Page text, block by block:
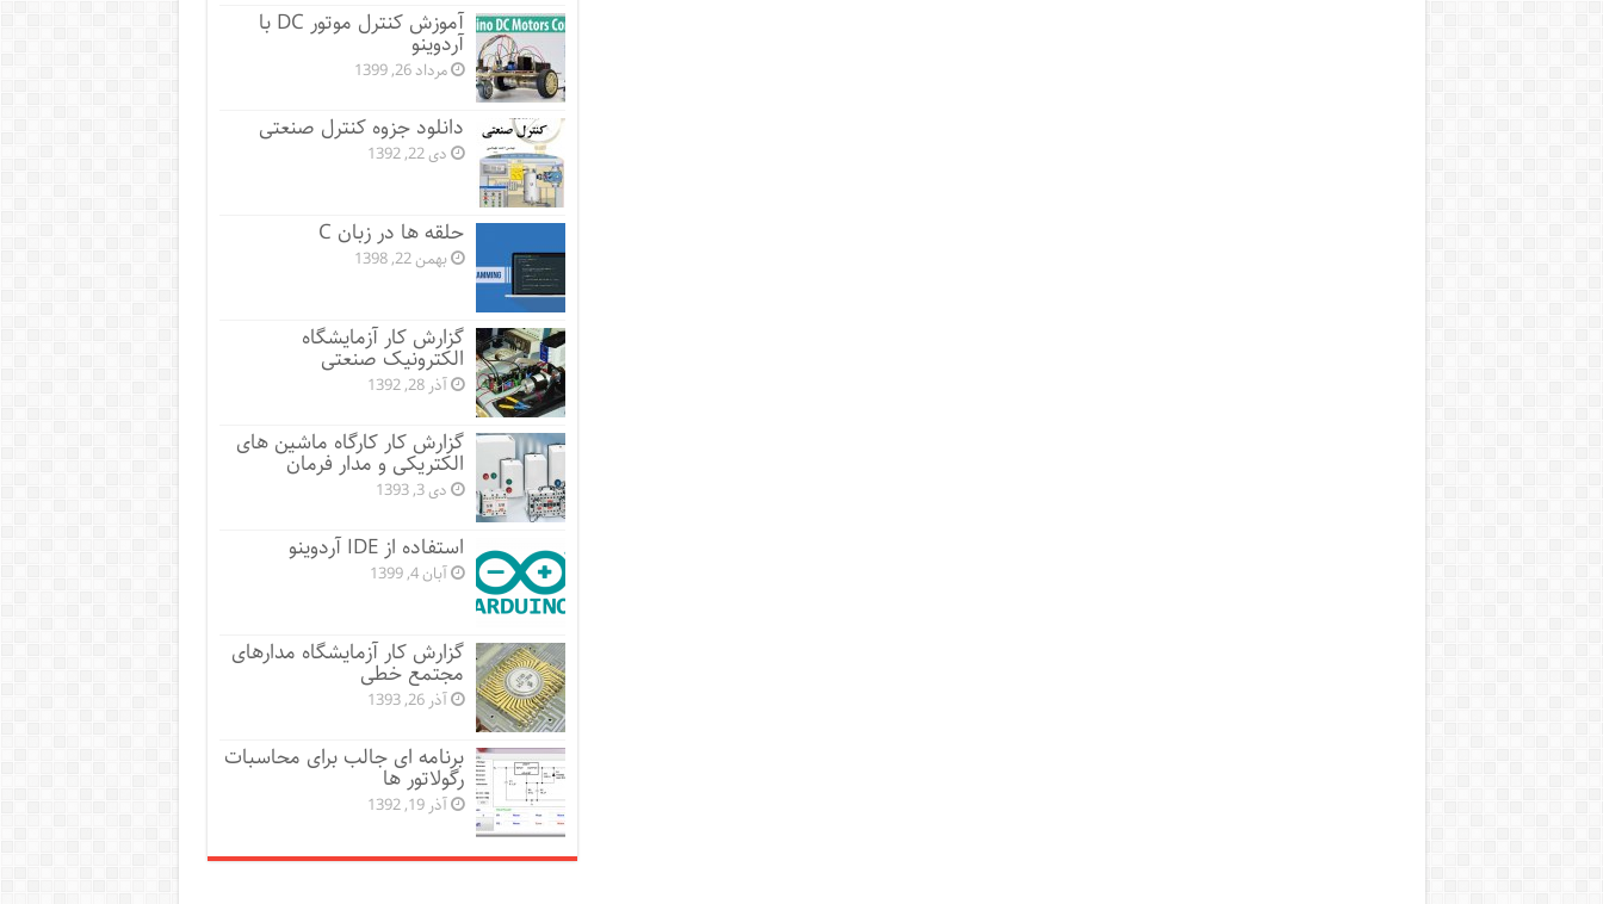
آموزش کنترل موتور DC با
آردوینو
مرداد 26, 1399
دانلود جزوه کنترل صنعتی
دی 22, 1392
حلقه ها در زبان C
بهمن 22, 1398
گزارش کار آزمایشگاه
الکترونیک صنعتی
آذر 28, 1392
گزارش کار کارگاه ماشین های
الکتریکی و مدار فرمان
دی 3, 1393
استفاده از IDE آردوینو
آبان 4, 1399
گزارش کار آزمایشگاه مدارهای
مجتمع خطی
آذر 26, 1393
برنامه ای جالب برای محاسبات
رگولاتور ها
آذر 19, 1392